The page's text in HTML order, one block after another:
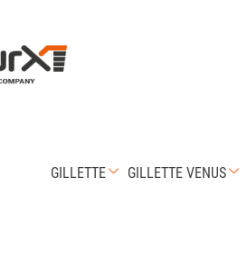
GILLETTE GILLETTE VENUS